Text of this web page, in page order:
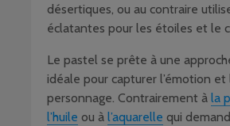
désertiques, ou au contraire
éclatantes pour les étoiles et le
Le pastel se prête à une
idéale pour capturer l’émotion et
personnage. Contrairement à la
l’huile ou à l’aquarelle qui